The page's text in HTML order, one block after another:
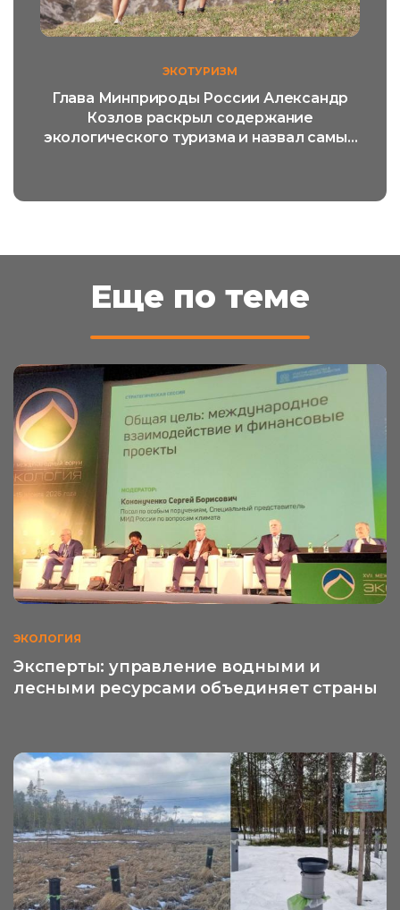
ЭКОТУРИЗМ
Глава Минприроды России Александр
Козлов раскрыл содержание
экологического туризма и назвал самый
Еще по теме
ЭКОЛОГИЯ
Эксперты: управление водными и
лесными ресурсами объединяет страны